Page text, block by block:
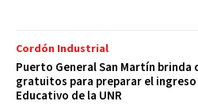
Cordón Industrial
Puerto General San Martín brinda
gratuitos para preparar el ingreso
Educativo de la UNR